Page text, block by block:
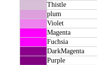
Thistle
plum
Violet
Magenta
Fuchsia
DarkMagenta
Purple